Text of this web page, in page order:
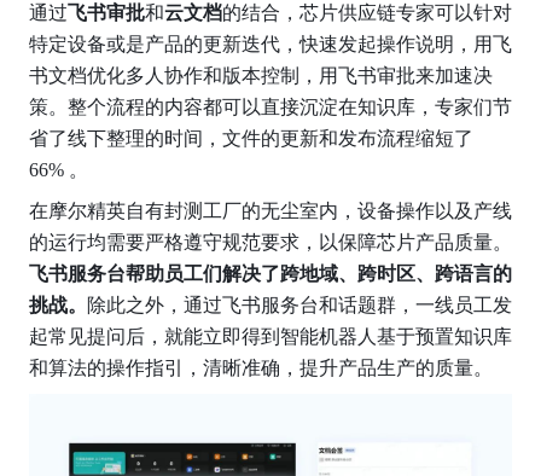
通过飞书审批和云文档的结合，芯片供应链专家可以针对
特定设备或是产品的更新迭代，快速发起操作说明，用飞
书文档优化多人协作和版本控制，用飞书审批来加速决
策。整个流程的内容都可以直接沉淀在知识库，专家们节
省了线下整理的时间，文件的更新和发布流程缩短了
66% 。
在摩尔精英自有封测工厂的无尘室内，设备操作以及产线
的运行均需要严格遵守规范要求，以保障芯片产品质量。
飞书服务台帮助员工们解决了跨地域、跨时区、跨语言的
挑战。
除此之外，通过飞书服务台和话题群，一线员工发
起常见提问后，就能立即得到智能机器人基于预置知识库
和算法的操作指引，清晰准确，提升产品生产的质量。